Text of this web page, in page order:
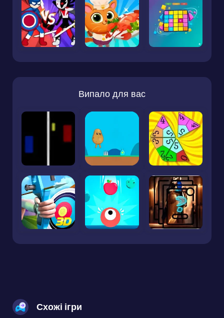
Випало для вас
Схожі ігри